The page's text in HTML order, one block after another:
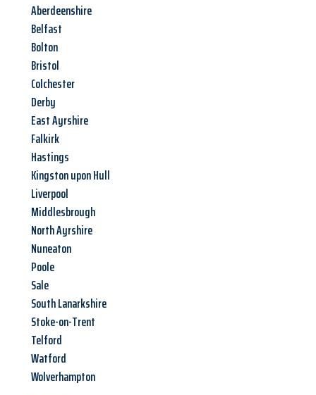
Aberdeenshire
Belfast
Bolton
Bristol
Colchester
Derby
East Ayrshire
Falkirk
Hastings
Kingston upon Hull
Liverpool
Middlesbrough
North Ayrshire
Nuneaton
Poole
Sale
South Lanarkshire
Stoke-on-Trent
Telford
Watford
Wolverhampton